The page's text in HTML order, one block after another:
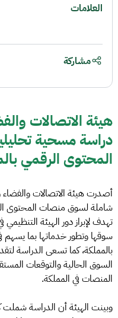
هيئة الاتصالات
دراسة مسحية
المحتوى الرقمي
أصدرت هيئة الاتصالات
تهدف لإبراز دور الهيئة
سوقها وتطور خدماتها بما يسهم
بالمملكة، كما تسعى الدراسة
السوق الحالية والتوقعات
المنصات في المملكة.
وبينت الهيئة أن الدراسة شملت
العلامات
مشاركة